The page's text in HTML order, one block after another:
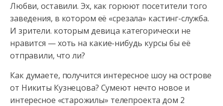
Любви, оставили. Эх, как горюют посетители того
заведения, в котором её «срезала» кастинг-служба.
И зрители. которым девица категорически не
нравится — хоть на какие-нибудь курсы бы её
отправили, что ли?
Как думаете, получится интересное шоу на острове
от Никиты Кузнецова? Сумеют нечто новое и
интересное «старожилы» телепроекта дом 2